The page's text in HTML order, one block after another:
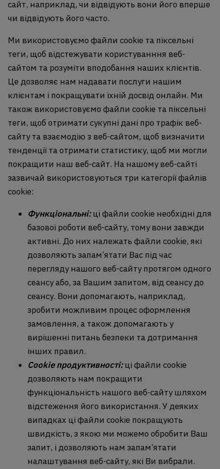
сайт, наприклад, чи відвідують вони його вперше
чи відвідують його часто.
Ми використовуємо файли cookie та піксельні
теги, щоб відстежувати користуванння веб-
сайтом та розуміти вподобання наших клієнтів.
Це дозволяє нам надавати послуги нашим
клієнтам і покращувати їхній досвід онлайн. Ми
також використовуємо файли cookie та піксельні
теги, щоб отримати сукупні дані про трафік веб-
сайту та взаємодію з веб-сайтом, щоб визначити
тенденції та отримати статистику, щоб ми могли
покращити наш веб-сайт. На нашому веб-сайті
зазвичай використовуються три категорії файлів
cookie:
Функціональні:ці файли cookie необхідні для
базової роботи веб-сайту, тому вони завжди
активні. До них належать файли cookie, які
дозволяють запам’ятати Вас під час
перегляду нашого веб-сайту протягом одного
сеансу або, за Вашим запитом, від сеансу до
сеансу. Вони допомагають, наприклад,
зробити можливим процес оформлення
замовлення, а також допомагають у
вирішенні питань безпеки та дотримання
інших правил.
Cookie продуктивності:ці файли cookie
дозволяють нам покращити
функціональність нашого веб-сайту шляхом
відстеження його використання. У деяких
випадках ці файли cookie покращують
швидкість, з якою ми можемо обробити Ваш
запит, і дозволяють нам запам’ятати
налаштування веб-сайту, які Ви вибрали.